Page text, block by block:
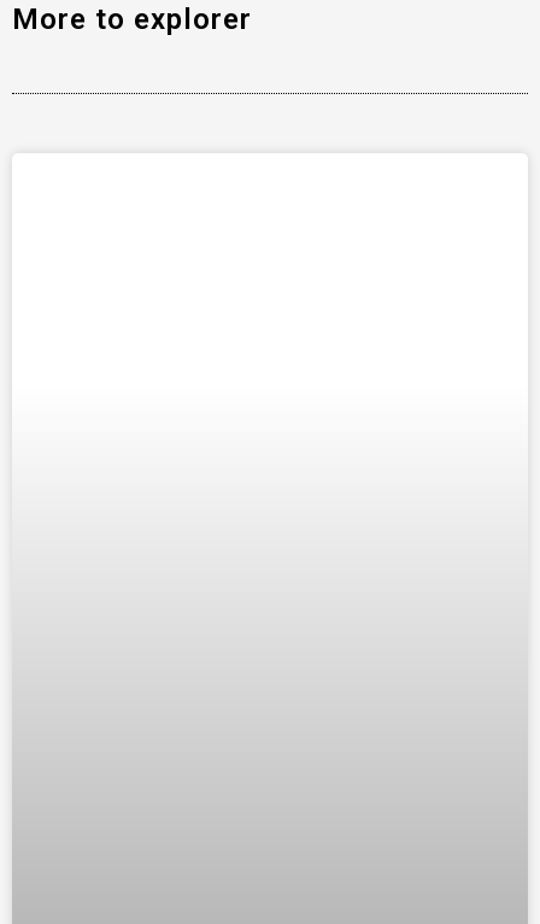
More to explorer